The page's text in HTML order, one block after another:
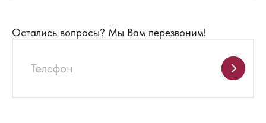
Остались вопросы? Мы Вам перезвоним!